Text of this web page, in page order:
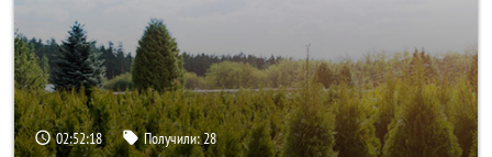
02:52:18 Получили:28